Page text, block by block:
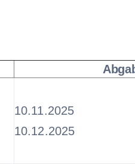
10.11.2025
10.12.2025